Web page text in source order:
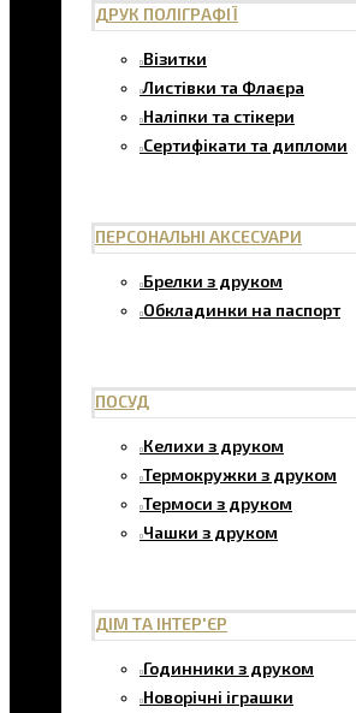
ДРУК ПОЛІГРАФІЇ
Візитки
Листівки та Флаєра
Наліпки та стікери
Сертифікати та дипломи
ПЕРСОНАЛЬНІ АКСЕСУАРИ
Брелки з друком
Обкладинки на паспорт
ПОСУД
Келихи з друком
Термокружки з друком
Термоси з друком
Чашки з друком
ДІМ ТА ІНТЕР'ЄР
Годинники з друком
Новорічні іграшки